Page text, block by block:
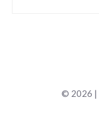
© 2026 |